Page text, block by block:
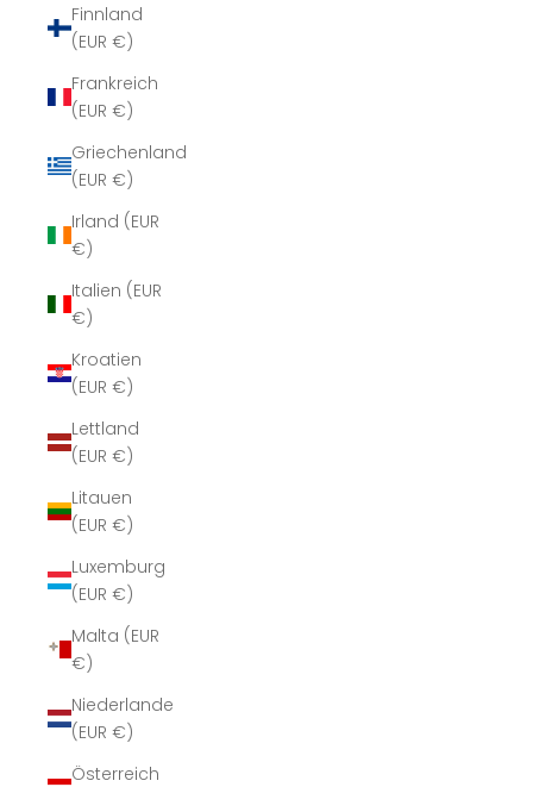
Finnland
(EUR €)
Frankreich
(EUR €)
Griechenland
(EUR €)
Irland (EUR
€)
Italien (EUR
€)
Kroatien
(EUR €)
Lettland
(EUR €)
Litauen
(EUR €)
Luxemburg
(EUR €)
Malta (EUR
€)
Niederlande
(EUR €)
Österreich